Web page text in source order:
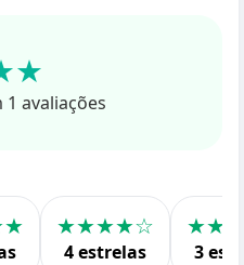
1 avaliações
★★★★☆
4 estrelas 3